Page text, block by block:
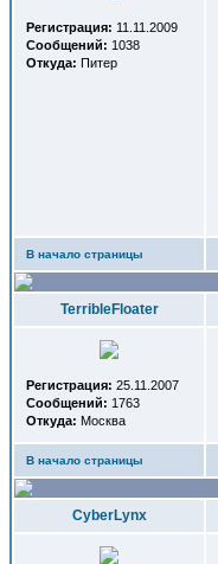
Регистрация: 11.11.2009
Сообщений: 1038
Откуда: Питер
В начало страницы
TerribleFloater
Регистрация: 25.11.2007
Сообщений: 1763
Откуда: Москва
В начало страницы
СyberLynx